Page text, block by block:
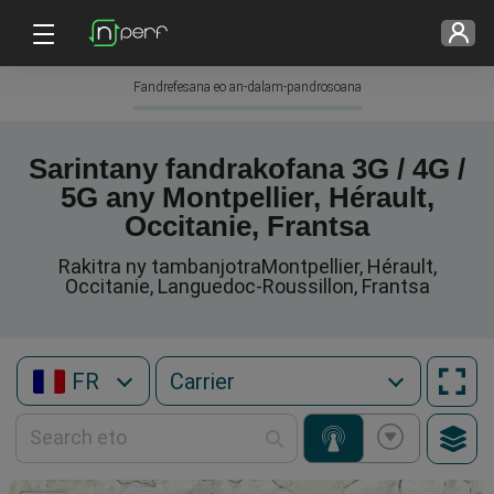
Fandrefesana eo an-dalam-pandrosoana
Sarintany fandrakofana 3G / 4G /
5G any Montpellier, Hérault,
Occitanie, Frantsa
Rakitra ny tambanjotraMontpellier, Hérault,
Occitanie, Languedoc-Roussillon, Frantsa
FR